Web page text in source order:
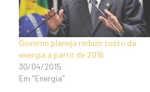
Governo planeja reduzir custo da
energia a partir de 2016
30/04/2015
Em "Energia"